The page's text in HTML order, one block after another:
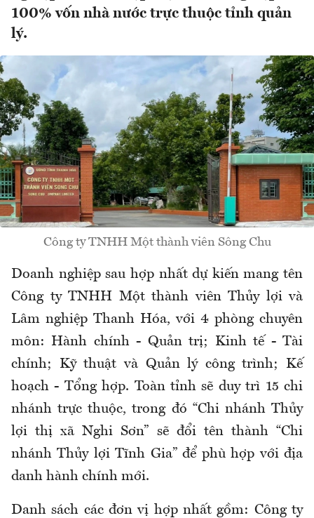
100% vốn nhà nước trực thuộc tỉnh quản
lý.
Công ty TNHH Một thành viên Sông Chu
Doanh nghiệp sau hợp nhất dự kiến mang tên
Công ty TNHH Một thành viên Thủy lợi và
Lâm nghiệp Thanh Hóa, với 4 phòng chuyên
môn: Hành chính - Quản trị; Kinh tế - Tài
chính; Kỹ thuật và Quản lý công trình; Kế
hoạch - Tổng hợp. Toàn tỉnh sẽ duy trì 15 chi
nhánh trực thuộc, trong đó “Chi nhánh Thủy
lợi thị xã Nghi Sơn” sẽ đổi tên thành “Chi
nhánh Thủy lợi Tĩnh Gia” để phù hợp với địa
danh hành chính mới.
Danh sách các đơn vị hợp nhất gồm: Công ty